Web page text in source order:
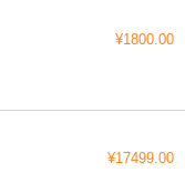
¥1800.00
¥17499.00